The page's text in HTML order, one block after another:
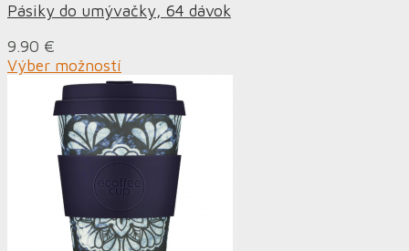
Pásiky do umývačky, 64 dávok
9.90 €
Výber možností